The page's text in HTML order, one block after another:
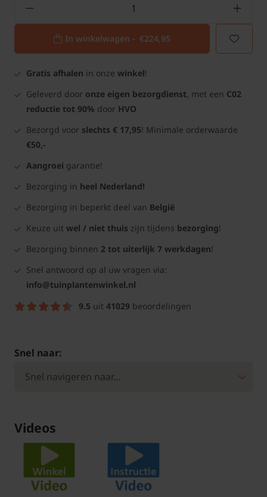
In winkelwagen - €224,95
Gratis afhalen in onze winkel!
Geleverd door onze eigen bezorgdienst, met een C02
reductie tot 90% door HVO
Bezorgd voor slechts € 17,95! Minimale orderwaarde
€50,-
Aangroei garantie!
Bezorging in heel Nederland!
Bezorging in beperkt deel van België
Keuze uit wel / niet thuis zijn tijdens bezorging!
Bezorging binnen 2 tot uiterlijk 7 werkdagen!
Snel antwoord op al uw vragen via:
info@tuinplantenwinkel.nl
9.5 uit 41029 beoordelingen
Snel naar:
Videos